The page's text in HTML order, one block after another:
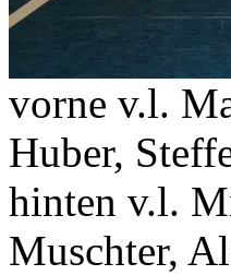
vorne v.l.
Huber,
hinten v.l.
Muschter,